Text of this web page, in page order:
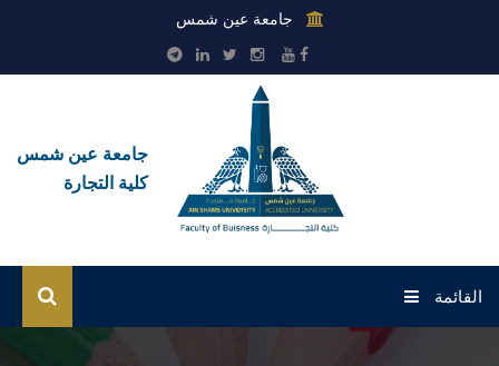
جامعة عين شمس
جامعة عين شمس
كلية التجارة
القائمة